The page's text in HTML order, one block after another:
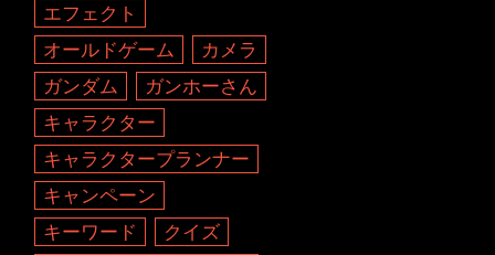
エフェクト
オールドゲーム
カメラ
ガンダム
ガンホーさん
キャラクター
キャラクタープランナー
キャンペーン
キーワード
クイズ